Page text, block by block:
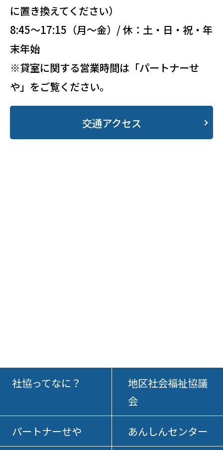
に置き換えてください）
8:45～17:15（月～金）/ 休：土・日・祝・年
末年始
※貸室に関する営業時間は「パートナーせ
や」をご覧ください。
交通アクセス
社協ってなに？
地区社会福祉協議
会
パートナーせや あんしんセンター